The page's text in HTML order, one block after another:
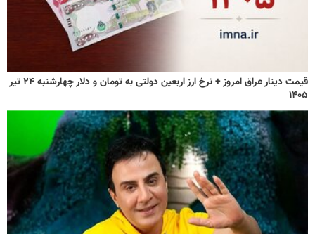
قیمت دینار عراق امروز + نرخ ارز اربعین دولتی به تومان و دلار چهارشنبه ۲۴ تیر
۱۴۰۵